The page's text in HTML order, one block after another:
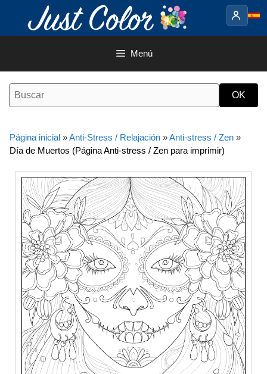
contenido
Menú
Página inicial »Anti-Stress / Relajación »Anti-stress / Zen »
Día de Muertos (Página Anti-stress / Zen para imprimir)